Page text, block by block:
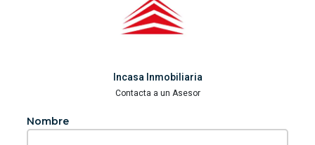
Incasa Inmobiliaria
Contacta a un Asesor
Nombre